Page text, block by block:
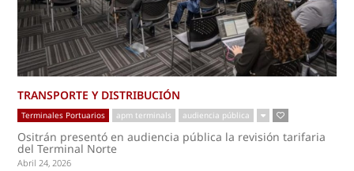
TRANSPORTE Y DISTRIBUCIÓN
Terminales Portuarios apm terminals audiencia pública
Ositrán presentó en audiencia pública la revisión tarifaria
del Terminal Norte
Abril 24, 2026